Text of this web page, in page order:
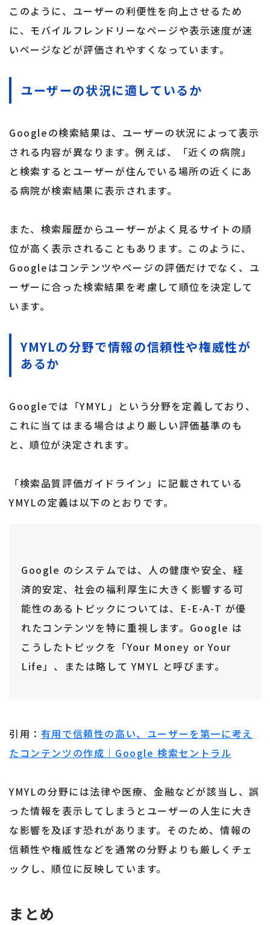
このように、ユーザーの利便性を向上させるため
に、モバイルフレンドリーなページや表示速度が速
いページなどが評価されやすくなっています。
ユーザーの状況に適しているか
Googleの検索結果は、ユーザーの状況によって表示
される内容が異なります。例えば、「近くの病院」
と検索するとユーザーが住んでいる場所の近くにあ
る病院が検索結果に表示されます。
また、検索履歴からユーザーがよく見るサイトの順
位が高く表示されることもあります。このように、
Googleはコンテンツやページの評価だけでなく、ユ
ーザーに合った検索結果を考慮して順位を決定して
います。
YMYLの分野で情報の信頼性や権威性が
あるか
Googleでは「YMYL」という分野を定義しており、
これに当てはまる場合はより厳しい評価基準のも
と、順位が決定されます。
「検索品質評価ガイドライン」に記載されている
YMYLの定義は以下のとおりです。
Google のシステムでは、人の健康や安全、経
済的安定、社会の福利厚生に大きく影響する可
能性のあるトピックについては、E-E-A-T が優
れたコンテンツを特に重視します。Google は
こうしたトピックを「Your Money or Your
Life」、または略して YMYL と呼びます。
引用： 有用で信頼性の高い、ユーザーを第一に考え
たコンテンツの作成｜Google 検索セントラル
YMYLの分野には法律や医療、金融などが該当し、誤
った情報を表示してしまうとユーザーの人生に大き
な影響を及ぼす恐れがあります。そのため、情報の
信頼性や権威性などを通常の分野よりも厳しくチェ
ックし、順位に反映しています。
まとめ